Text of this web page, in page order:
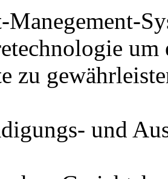
Manegement-
zu
und